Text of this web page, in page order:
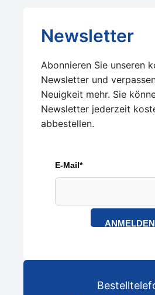
Newsletter
Abonnieren Sie unseren
Newsletter und
Neuigkeit mehr. Sie
Newsletter jederzeit
abbestellen.
E-Mail*
ANMELDEN